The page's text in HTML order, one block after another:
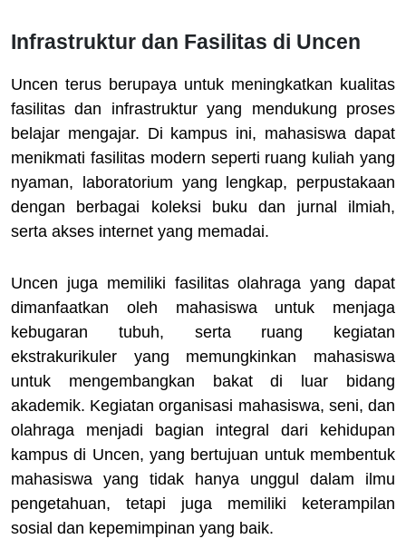
Infrastruktur dan Fasilitas di Uncen
Uncen terus berupaya untuk meningkatkan kualitas
fasilitas dan infrastruktur yang mendukung proses
belajar mengajar. Di kampus ini, mahasiswa dapat
menikmati fasilitas modern seperti ruang kuliah yang
nyaman, laboratorium yang lengkap, perpustakaan
dengan berbagai koleksi buku dan jurnal ilmiah,
serta akses internet yang memadai.
Uncen juga memiliki fasilitas olahraga yang dapat
dimanfaatkan oleh mahasiswa untuk menjaga
kebugaran tubuh, serta ruang kegiatan
ekstrakurikuler yang memungkinkan mahasiswa
untuk mengembangkan bakat di luar bidang
akademik. Kegiatan organisasi mahasiswa, seni, dan
olahraga menjadi bagian integral dari kehidupan
kampus di Uncen, yang bertujuan untuk membentuk
mahasiswa yang tidak hanya unggul dalam ilmu
pengetahuan, tetapi juga memiliki keterampilan
sosial dan kepemimpinan yang baik.